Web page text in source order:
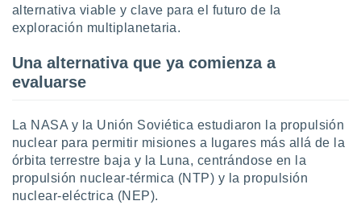
como
IP
de
traten tus
en
interés
a lo que
Para
su
alternativa viable y clave para el futuro de la
exploración multiplanetaria.
Una alternativa que ya comienza a
evaluarse
La NASA y la Unión Soviética estudiaron la propulsión
nuclear para permitir misiones a lugares más allá de la
órbita terrestre baja y la Luna, centrándose en la
propulsión nuclear-térmica (NTP) y la propulsión
nuclear-eléctrica (NEP).